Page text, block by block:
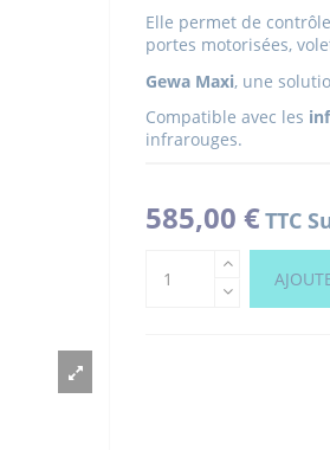
Elle permet de
portes motorisées,
Gewa Maxi, une
Compatible avec les
infrarouges.
585,00 €TTC